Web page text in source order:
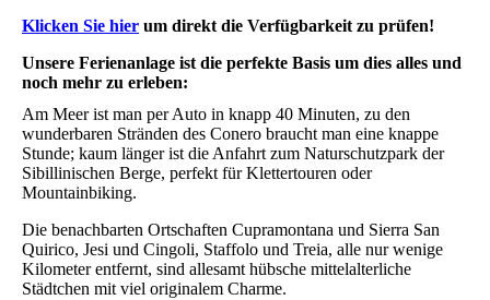
Klicken Sie hier um direkt die Verfügbarkeit zu prüfen!
Unsere Ferienanlage ist die perfekte Basis um dies alles und
noch mehr zu erleben:
Am Meer ist man per Auto in knapp 40 Minuten, zu den
wunderbaren Stränden des Conero braucht man eine knappe
Stunde; kaum länger ist die Anfahrt zum Naturschutzpark der
Sibillinischen Berge, perfekt für Klettertouren oder
Mountainbiking.
Die benachbarten Ortschaften Cupramontana und Sierra San
Quirico, Jesi und Cingoli, Staffolo und Treia, alle nur wenige
Kilometer entfernt, sind allesamt hübsche mittelalterliche
Städtchen mit viel originalem Charme.